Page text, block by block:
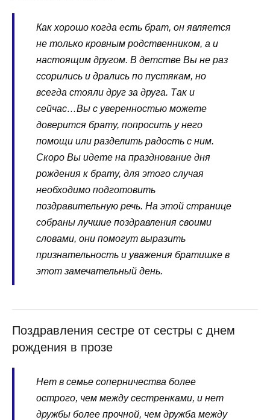
Как хорошо когда есть брат, он является
не только кровным родственником, а и
настоящим другом. В детстве Вы не раз
ссорились и дрались по пустякам, но
всегда стояли друг за друга. Так и
сейчас…Вы с уверенностью можете
доверится брату, попросить у него
помощи или разделить радость с ним.
Скоро Вы идете на празднование дня
рождения к брату, для этого случая
необходимо подготовить
поздравительную речь. На этой странице
собраны лучшие поздравления своими
словами, они помогут выразить
признательность и уважения братишке в
этот замечательный день.
Поздравления сестре от сестры с днем
рождения в прозе
Нет в семье соперничества более
острого, чем между сестренками, и нет
дружбы более прочной, чем дружба между